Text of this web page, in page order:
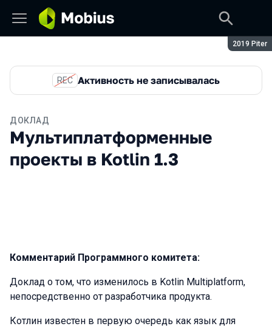
Сезон:
2019 Piter
REC Активность не записывалась
ДОКЛАД
Мультиплатформенные
проекты в Kotlin 1.3
Комментарий Программного комитета:
Доклад о том, что изменилось в Kotlin Multiplatform,
непосредственно от разработчика продукта.
Котлин известен в первую очередь как язык для